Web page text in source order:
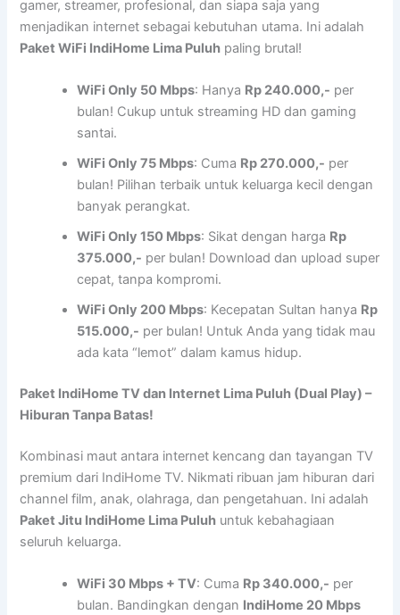
gamer, streamer, profesional, dan siapa saja yang
menjadikan internet sebagai kebutuhan utama. Ini adalah
Paket WiFi IndiHome Lima Puluh paling brutal!
WiFi Only 50 Mbps: Hanya Rp 240.000,- per
bulan! Cukup untuk streaming HD dan gaming
santai.
WiFi Only 75 Mbps: Cuma Rp 270.000,- per
bulan! Pilihan terbaik untuk keluarga kecil dengan
banyak perangkat.
WiFi Only 150 Mbps: Sikat dengan harga Rp
375.000,- per bulan! Download dan upload super
cepat, tanpa kompromi.
WiFi Only 200 Mbps: Kecepatan Sultan hanya Rp
515.000,- per bulan! Untuk Anda yang tidak mau
ada kata “lemot” dalam kamus hidup.
Paket IndiHome TV dan Internet Lima Puluh (Dual Play) –
Hiburan Tanpa Batas!
Kombinasi maut antara internet kencang dan tayangan TV
premium dari IndiHome TV. Nikmati ribuan jam hiburan dari
channel film, anak, olahraga, dan pengetahuan. Ini adalah
Paket Jitu IndiHome Lima Puluh untuk kebahagiaan
seluruh keluarga.
WiFi 30 Mbps + TV: Cuma Rp 340.000,- per
bulan. Bandingkan dengan IndiHome 20 Mbps